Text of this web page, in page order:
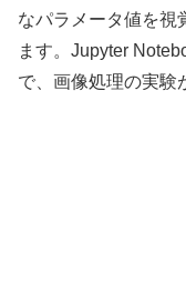
なパラメータ値を視
ます。Jupyter
で、画像処理の実験